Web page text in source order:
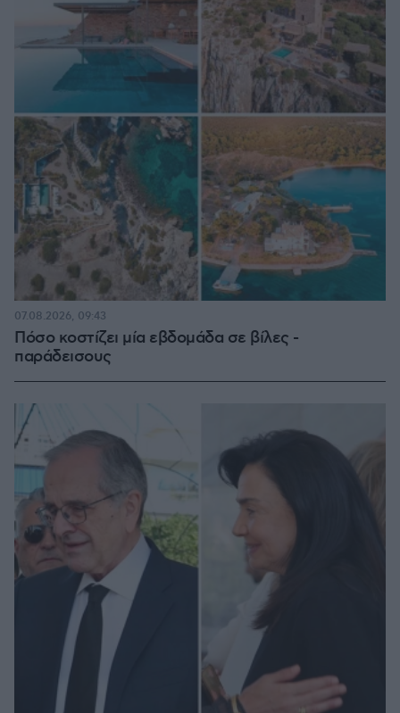
Πόσο κοστίζει μία εβδομάδα σε βίλες -
παράδεισους
07.08.2026, 09:43